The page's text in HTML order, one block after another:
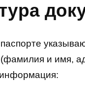
(фамилия и имя,